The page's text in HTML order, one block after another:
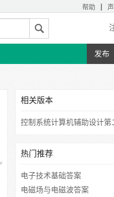
帮助 |
发布
相关版本
控制系统计算机辅助设计第
热门推荐
电子技术基础答案
电磁场与电磁波答案